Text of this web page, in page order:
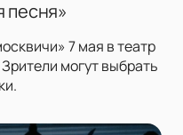
песня»
7 мая в театр
могут выбрать